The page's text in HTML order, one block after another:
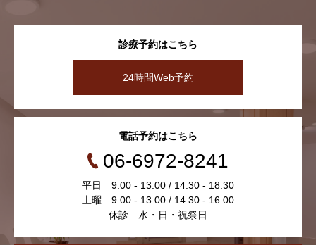
診療予約はこちら
24時間Web予約
電話予約はこちら
06-6972-8241
平日 9:00 - 13:00 / 14:30 - 18:30
土曜 9:00 - 13:00 / 14:30 - 16:00
休診 水・日・祝祭日